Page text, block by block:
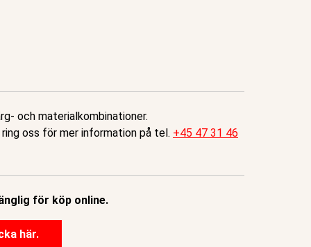
och materialkombinationer.
oss för mer information på tel. +45 47 31 46
för köp online.
här.